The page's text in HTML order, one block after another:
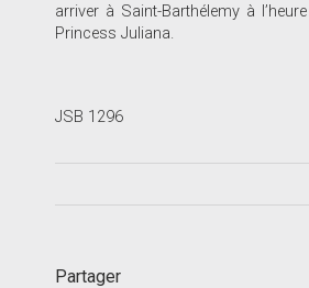
arriver à Saint-Barthélemy à
Princess Juliana.
JSB 1296
Partager